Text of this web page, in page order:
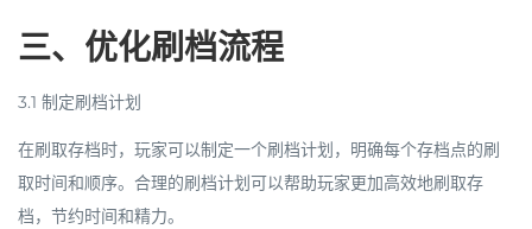
三、优化刷档流程
3.1 制定刷档计划
在刷取存档时，玩家可以制定一个刷档计划，明确每个存档点的刷
取时间和顺序。合理的刷档计划可以帮助玩家更加高效地刷取存
档，节约时间和精力。